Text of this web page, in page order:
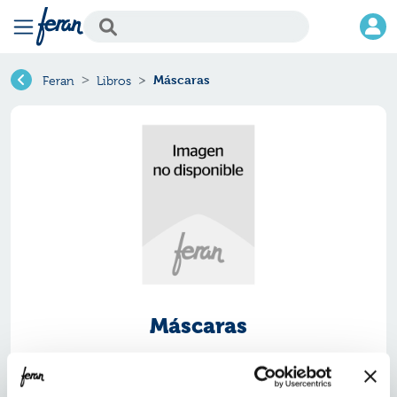
Feran Libros Máscaras
Máscaras
Ref.
ISBN: